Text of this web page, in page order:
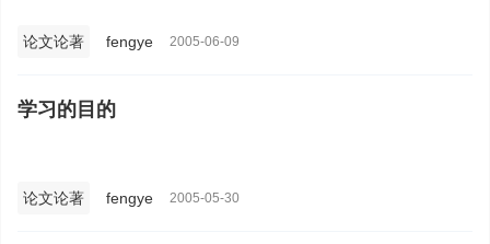
论文论著 fengye 2005-06-09
学习的目的
论文论著 fengye 2005-05-30